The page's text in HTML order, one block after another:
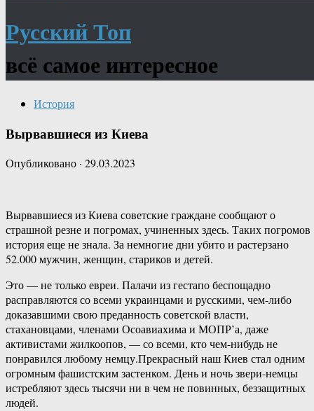
Русский Топ
всё самое интересное
История
Вырвавшиеся из Киева
Опубликовано · 29.03.2023
Вырвавшиеся из Киева советские граждане сообщают о
страшной резне и погромах, учиненных здесь. Таких погромов
история еще не знала. За немногие дни убито и растерзано
52.000 мужчин, женщин, стариков и детей.
Это — не только евреи. Палачи из гестапо беспощадно
расправляются со всеми украинцами и русскими, чем-либо
доказавшими свою преданность советской власти,
стахановцами, членами Осоавиахима и МОПР’а, даже
активистами жилкоопов, — со всеми, кто чем-нибудь не
понравился любому немцу.Прекрасный наш Киев стал одним
огромным фашистским застенком. День и ночь звери-немцы
истребляют здесь тысячи ни в чем не повинных, беззащитных
людей.